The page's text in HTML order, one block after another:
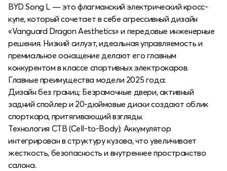
BYD Song L — это флагманский электрический кросс-
купе, который сочетает в себе агрессивный дизайн
«Vanguard Dragon Aesthetics» и передовые инженерные
решения. Низкий силуэт, идеальная управляемость и
премиальное оснащение делают его главным
конкурентом в классе спортивных электрокаров.
Главные преимущества модели 2025 года:
Дизайн без границ: Безрамочные двери, активный
задний спойлер и 20-дюймовые диски создают облик
спорткара, притягивающий взгляды.
Технология CTB (Cell-to-Body): Аккумулятор
интегрирован в структуру кузова, что увеличивает
жесткость, безопасность и внутреннее пространство
салона.